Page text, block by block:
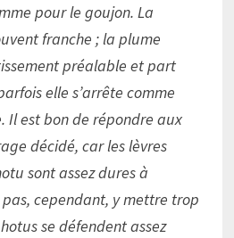
pour le goujon. La
franche ; la plume
préalable et part
elle s’arrête comme
Il est bon de répondre aux
décidé, car les lèvres
sont assez dures à
cependant, y mettre trop
se défendent assez